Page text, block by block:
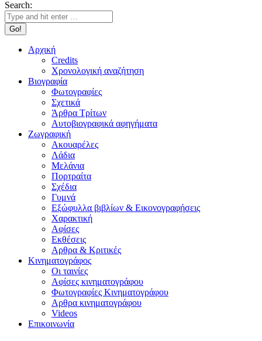
Search:
Αρχική
Credits
Χρονολογική αναζήτηση
Βιογραφία
Φωτογραφίες
Σχετικά
Άρθρα Τρίτων
Αυτοβιογραφικά αφηγήματα
Ζωγραφική
Ακουαρέλες
Λάδια
Μελάνια
Πορτραίτα
Σχέδια
Γυμνά
Εξώφυλλα βιβλίων & Εικονογραφήσεις
Χαρακτική
Αφίσες
Εκθέσεις
Αρθρα & Κριτικές
Κινηματογράφος
Οι ταινίες
Αφίσες κινηματογράφου
Φωτογραφίες Κινηματογράφου
Αρθρα κινηματογράφου
Videos
Επικοινωνία